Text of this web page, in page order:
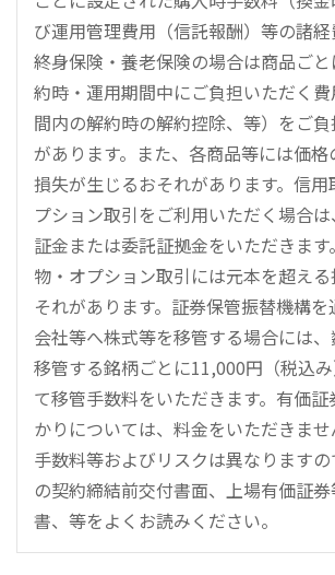
び運用管理費用（信託報酬）等の諸経
終身保険・養老保険の場合は商品ご
約時・運用期間中にご負担いただく
間内の解約時の解約控除、等）をご
があります。また、各商品等には価格
損失が生じるおそれがあります。信
プション取引をご利用いただく場合
証金または委託証拠金をいただきま
物・オプション取引には元本を超え
それがあります。証券保管振替機構
会社等へ株式等を移管する場合には、
移管する銘柄ごとに11,000円（税込
て移管手数料をいただきます。有価
かりについては、料金をいただきま
手数料等およびリスクは異なります
の契約締結前交付書面、上場有価証
書、等をよくお読みください。